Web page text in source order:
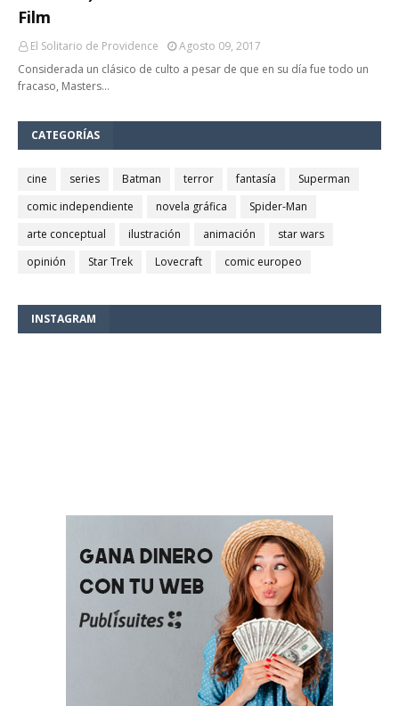
Film
El Solitario de Providence
Agosto 09, 2017
Considerada un clásico de culto a pesar de que en su día fue todo un
fracaso, Masters…
CATEGORÍAS
cine series Batman terror fantasía
Superman
comic independiente
novela gráfica
Spider-Man
arte conceptual
ilustración animación
star wars
opinión
Star Trek Lovecraft comic europeo
INSTAGRAM